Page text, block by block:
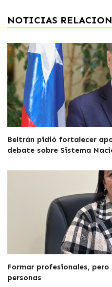
NOTICIAS
Beltrán pidió fortalecer
debate sobre Sistema
Formar profesionales,
personas